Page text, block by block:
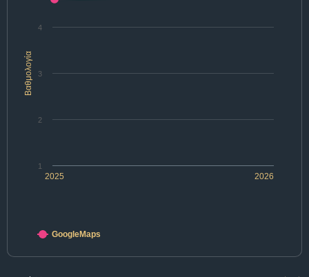
Βαθμολογία
2025 2026
1
2
3
4
GoogleMaps